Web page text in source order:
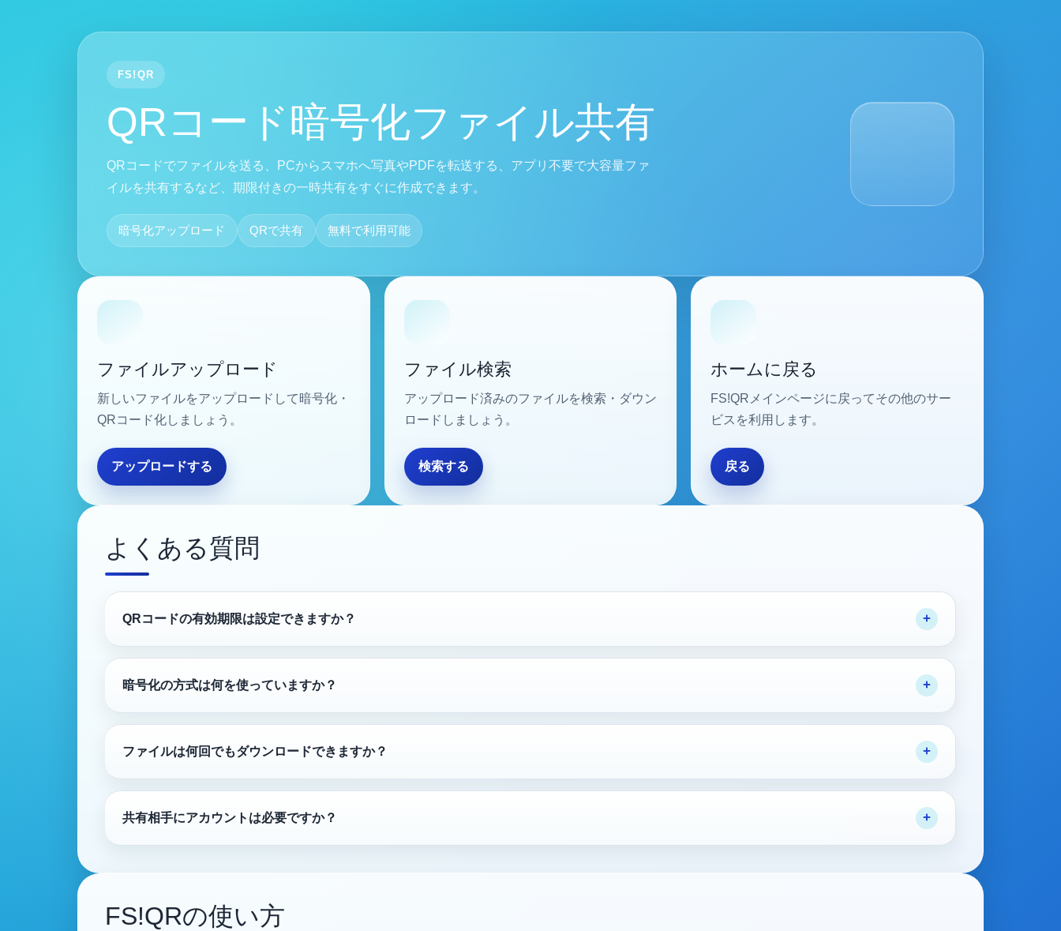
FS!QR
QRコード暗号化ファイル共有
QRコードでファイルを送る、PCからスマホへ写真やPDFを転送する、アプリ不要で大容量ファ
イルを共有するなど、期限付きの一時共有をすぐに作成できます。
暗号化アップロード QRで共有 無料で利用可能
QRコードサービス機能一覧
ファイルアップロード
新しいファイルをアップロードして暗号化・
QRコード化しましょう。
アップロードする
ファイルアップロード・暗号化ページに移動します
ファイル検索
アップロード済みのファイルを検索・ダウン
ロードしましょう。
検索する
ファイル検索・ダウンロードページに移動します
ホームに戻る
FS!QRメインページに戻ってその他のサー
ビスを利用します。
戻る
FS!QRホームページに移動します
よくある質問
QRコードの有効期限は設定できますか？
暗号化の方式は何を使っていますか？
ファイルは何回でもダウンロードできますか？
共有相手にアカウントは必要ですか？
FS!QRの使い方